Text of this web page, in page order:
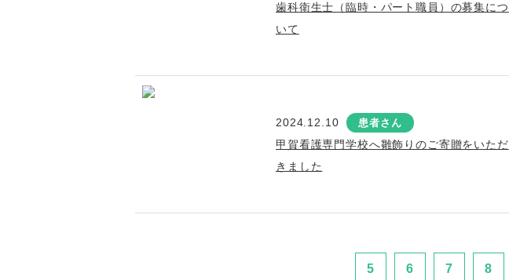
歯科衛生士（臨時・パート職員）の募集につ
いて
2024.12.10 患者さん
甲賀看護専門学校へ雛飾りのご寄贈をいただ
きました
5 6 7 8